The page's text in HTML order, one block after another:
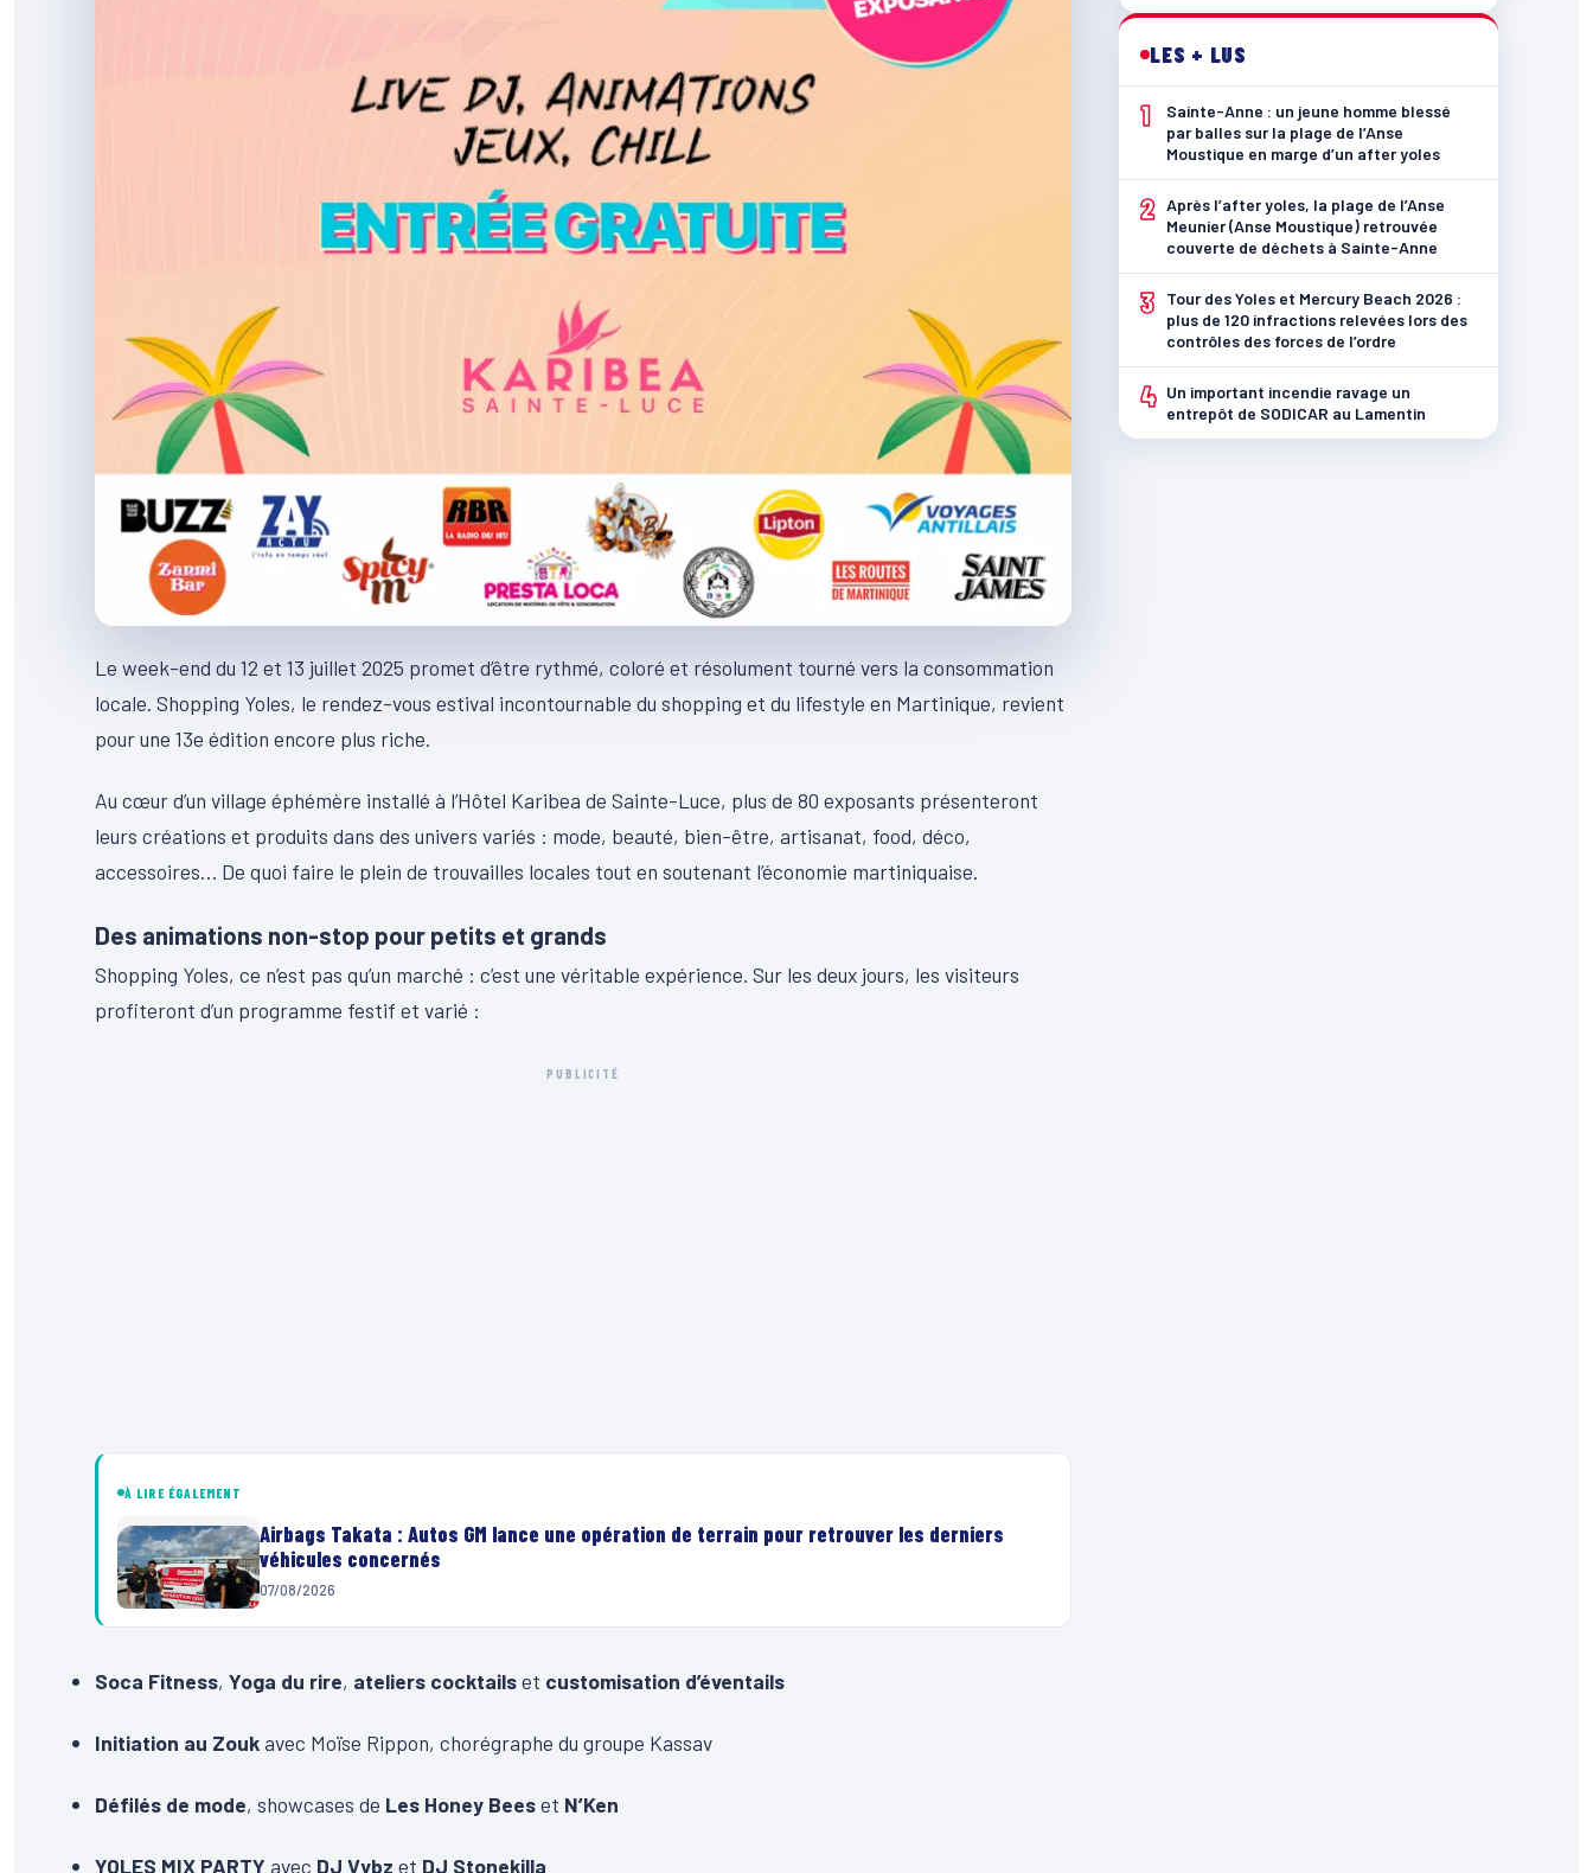
Le week-end du 12 et 13 juillet 2025 promet d’être rythmé, coloré et résolument tourné vers la consommation
locale. Shopping Yoles, le rendez-vous estival incontournable du shopping et du lifestyle en Martinique, revient
pour une 13e édition encore plus riche.
Au cœur d’un village éphémère installé à l’Hôtel Karibea de Sainte-Luce, plus de 80 exposants présenteront
leurs créations et produits dans des univers variés : mode, beauté, bien-être, artisanat, food, déco,
accessoires… De quoi faire le plein de trouvailles locales tout en soutenant l’économie martiniquaise.
Des animations non-stop pour petits et grands
Shopping Yoles, ce n’est pas qu’un marché : c’est une véritable expérience. Sur les deux jours, les visiteurs
profiteront d’un programme festif et varié :
PUBLICITÉ
À LIRE ÉGALEMENT
Airbags Takata : Autos GM lance une opération de terrain pour retrouver les derniers
véhicules concernés
07/08/2026
Soca Fitness, Yoga du rire, ateliers cocktailset customisation d’éventails
Initiation au Zoukavec Moïse Rippon, chorégraphe du groupe Kassav
Défilés de mode, showcases de Les Honey Beeset N’Ken
YOLES MIX PARTY avec DJ Vybz et DJ Stonekilla
LES + LUS
1
Sainte-Anne : un jeune homme blessé
par balles sur la plage de l’Anse
Moustique en marge d’un after yoles
2 Après l’after yoles, la plage de l’Anse
Meunier (Anse Moustique) retrouvée
couverte de déchets à Sainte-Anne
3
Tour des Yoles et Mercury Beach 2026 :
plus de 120 infractions relevées lors des
contrôles des forces de l’ordre
4 Un important incendie ravage un
entrepôt de SODICAR au Lamentin